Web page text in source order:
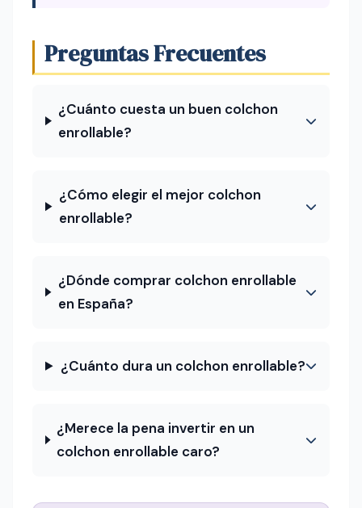
Preguntas Frecuentes
¿Cuánto cuesta un buen colchon
enrollable?
¿Cómo elegir el mejor colchon
enrollable?
¿Dónde comprar colchon enrollable
en España?
¿Cuánto dura un colchon enrollable?
¿Merece la pena invertir en un
colchon enrollable caro?